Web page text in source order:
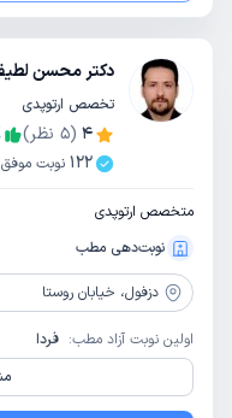
دکتر محسن
تخصص ارتوپدی
4
(
5 نظر)
122 نوبت موفق
متخصص ارتوپدی
نوبت‌دهی مطب
دزفول، خیابان روستا
اولین نوبت آزاد مطب: فردا